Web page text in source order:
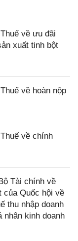
về ưu đãi
xuất tinh bột
về hoàn nộp
về chính
Tài chính về
của Quốc hội về
thu nhập doanh
nhân kinh doanh